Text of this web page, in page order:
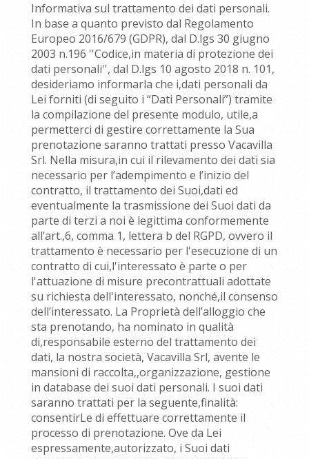
Informativa sul trattamento dei dati personali.
In base a quanto previsto dal Regolamento
Europeo 2016/679 (GDPR), dal D.lgs 30 giugno
2003 n.196 ''Codice,in materia di protezione dei
dati personali'', dal D.lgs 10 agosto 2018 n. 101,
desideriamo informarla che i,dati personali da
Lei forniti (di seguito i “Dati Personali”) tramite
la compilazione del presente modulo, utile,a
permetterci di gestire correttamente la Sua
prenotazione saranno trattati presso Vacavilla
Srl. Nella misura,in cui il rilevamento dei dati sia
necessario per l’adempimento e l’inizio del
contratto, il trattamento dei Suoi,dati ed
eventualmente la trasmissione dei Suoi dati da
parte di terzi a noi è legittima conformemente
all’art.,6, comma 1, lettera b del RGPD, ovvero il
trattamento è necessario per l'esecuzione di un
contratto di cui,l'interessato è parte o per
l'attuazione di misure precontrattuali adottate
su richiesta dell'interessato, nonché,il consenso
dell’interessato. La Proprietà dell’alloggio che
sta prenotando, ha nominato in qualità
di,responsabile esterno del trattamento dei
dati, la nostra società, Vacavilla Srl, avente le
mansioni di raccolta,,organizzazione, gestione
in database dei suoi dati personali. I suoi dati
saranno trattati per la seguente,finalità:
consentirLe di effettuare correttamente il
processo di prenotazione. Ove da Lei
espressamente,autorizzato, i Suoi dati